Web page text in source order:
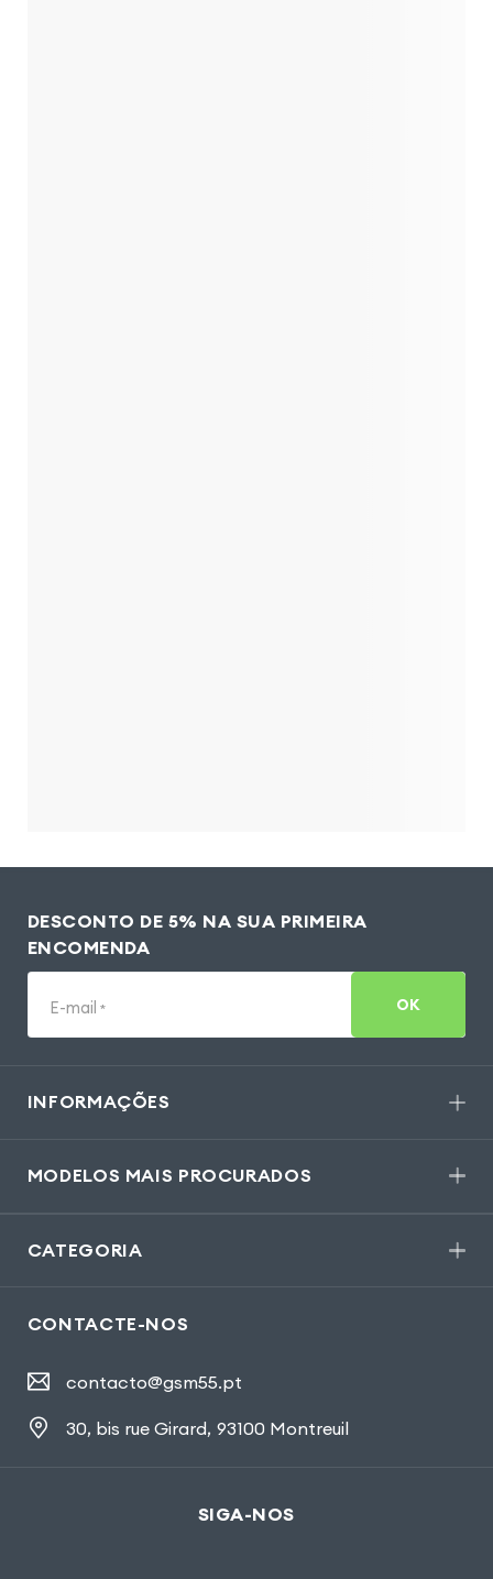
DESCONTO DE 5% NA SUA PRIMEIRA
ENCOMENDA
E-mail * OK
INFORMAÇÕES
MODELOS MAIS PROCURADOS
CATEGORIA
CONTACTE-NOS
contacto@gsm55.pt
30, bis rue Girard, 93100 Montreuil
SIGA-NOS